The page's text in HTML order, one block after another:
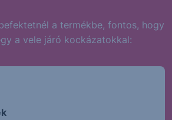
a termékbe, fontos, hogy
a vele járó kockázatokkal: